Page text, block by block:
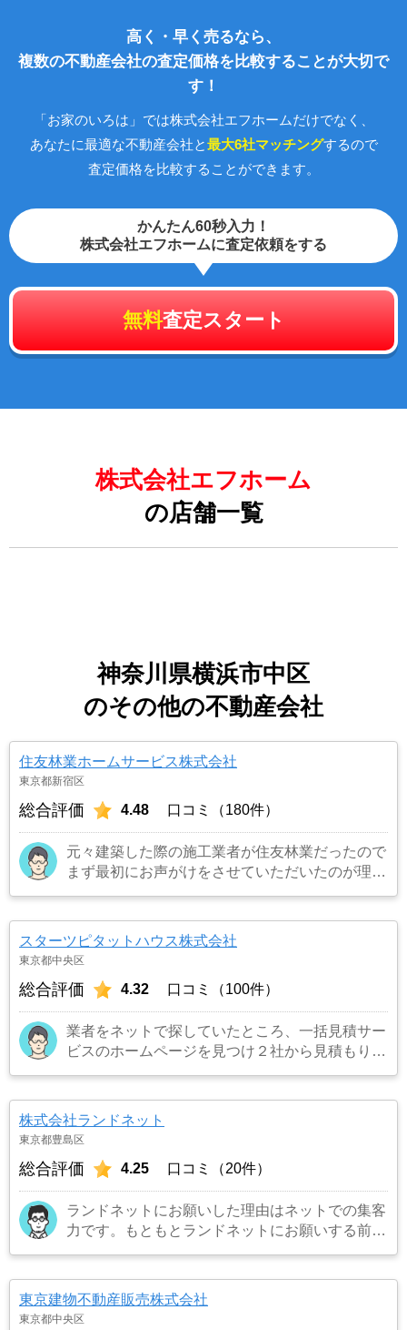
高く・早く売るなら、
複数の不動産会社の査定価格を比較することが大切で
す！
「お家のいろは」では株式会社エフホームだけでなく、
あなたに最適な不動産会社と最大6社マッチングするので
査定価格を比較することができます。
かんたん60秒入力！
株式会社エフホームに査定依頼をする
無料査定スタート
株式会社エフホーム
の店舗一覧
神奈川県横浜市中区
のその他の不動産会社
住友林業ホームサービス株式会社
東京都新宿区
総合評価 4.48 口コミ（180件）
元々建築した際の施工業者が住友林業だったので
まず最初にお声がけをさせていただいたのが理由
スターツピタットハウス株式会社
東京都中央区
総合評価 4.32 口コミ（100件）
業者をネットで探していたところ、一括見積サー
ビスのホームページを見つけ２社から見積もりを
者がいると連絡を受け売却が決まったため。
もっと見る
株式会社ランドネット
東京都豊島区
総合評価 4.25 口コミ（20件）
ランドネットにお願いした理由はネットでの集客
力です。もともとランドネットにお願いする前は
場がないことで地元の不動産屋では取り扱っても
らえませんでした。そこでそれまでに取引があ
東京建物不動産販売株式会社
東京都中央区